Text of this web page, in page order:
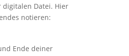
digitalen Datei. Hier
notieren:
Ende deiner